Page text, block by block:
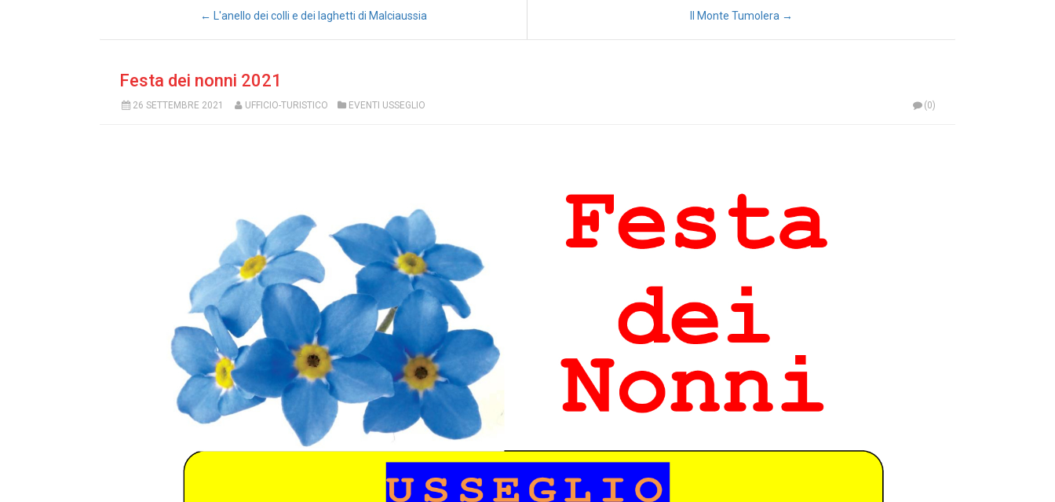
← L'anello dei colli e dei laghetti di Malciaussia Il Monte Tumolera →
Festa dei nonni 2021
26 SETTEMBRE 2021 UFFICIO-TURISTICO EVENTI USSEGLIO (0)